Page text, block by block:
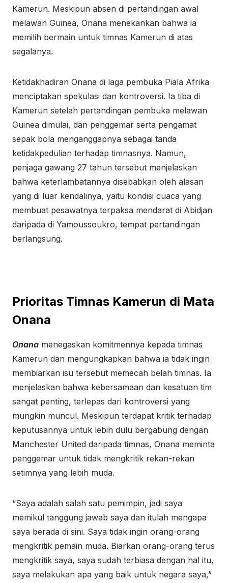
Kamerun. Meskipun absen di pertandingan awal
melawan Guinea, Onana menekankan bahwa ia
memilih bermain untuk timnas Kamerun di atas
segalanya.
Ketidakhadiran Onana di laga pembuka Piala Afrika
menciptakan spekulasi dan kontroversi. Ia tiba di
Kamerun setelah pertandingan pembuka melawan
Guinea dimulai, dan penggemar serta pengamat
sepak bola menganggapnya sebagai tanda
ketidakpedulian terhadap timnasnya. Namun,
penjaga gawang 27 tahun tersebut menjelaskan
bahwa keterlambatannya disebabkan oleh alasan
yang di luar kendalinya, yaitu kondisi cuaca yang
membuat pesawatnya terpaksa mendarat di Abidjan
daripada di Yamoussoukro, tempat pertandingan
berlangsung.
Prioritas Timnas Kamerun di Mata
Onana
Onana menegaskan komitmennya kepada timnas
Kamerun dan mengungkapkan bahwa ia tidak ingin
membiarkan isu tersebut memecah belah timnas. Ia
menjelaskan bahwa kebersamaan dan kesatuan tim
sangat penting, terlepas dari kontroversi yang
mungkin muncul. Meskipun terdapat kritik terhadap
keputusannya untuk lebih dulu bergabung dengan
Manchester United daripada timnas, Onana meminta
penggemar untuk tidak mengkritik rekan-rekan
setimnya yang lebih muda.
“Saya adalah salah satu pemimpin, jadi saya
memikul tanggung jawab saya dan itulah mengapa
saya berada di sini. Saya tidak ingin orang-orang
mengkritik pemain muda. Biarkan orang-orang terus
mengkritik saya, saya sudah terbiasa dengan hal itu,
saya melakukan apa yang baik untuk negara saya,”